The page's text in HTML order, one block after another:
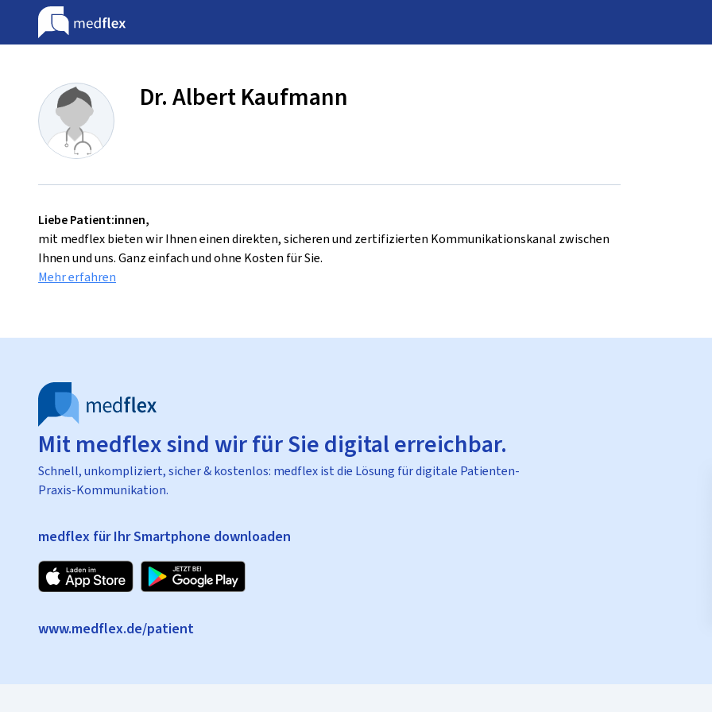
Dr. Albert Kaufmann
Liebe Patient:innen,
mit medflex bieten wir Ihnen einen direkten, sicheren und zertifizierten Kommunikationskanal zwischen
Ihnen und uns. Ganz einfach und ohne Kosten für Sie.
Mehr erfahren
Mit medflex sind wir für Sie digital erreichbar.
Schnell, unkompliziert, sicher & kostenlos: medflex ist die Lösung für digitale Patienten-
Praxis-Kommunikation.
medflex für Ihr Smartphone downloaden
www.medflex.de/patient